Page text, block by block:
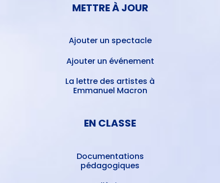
METTRE À JOUR
Ajouter un spectacle
Ajouter un événement
La lettre des artistes à
Emmanuel Macron
EN CLASSE
Documentations
pédagogiques